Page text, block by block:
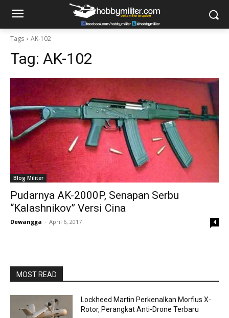
Tags AK-102
Tag: AK-102
Blog Militer
Pudarnya AK-2000P, Senapan Serbu
“Kalashnikov” Versi Cina
Dewangga - April 6, 2017 4
MOST READ
Lockheed Martin Perkenalkan Morfius X-
Rotor, Perangkat Anti-Drone Terbaru